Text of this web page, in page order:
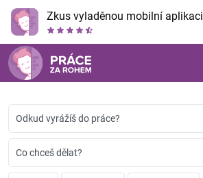
Zkus vyladěnou mobilní aplikaci
Odkud vyrážíš do práce?
Co chceš dělat?